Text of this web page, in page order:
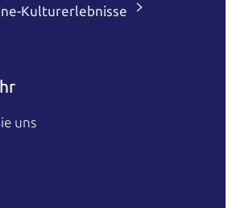
Kulturerlebnisse
uns